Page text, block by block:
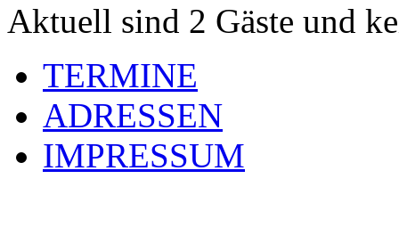
Aktuell sind 2 Gäste und
TERMINE
ADRESSEN
IMPRESSUM